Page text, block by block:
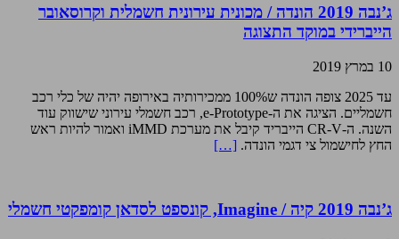
ג’נבה 2019 הונדה / מכונית עירונית חשמלית וקרוסאובר
הייברידי במוקד התצוגה
10 במרץ 2019
עד 2025 צופה הונדה ש100% ממכירותיה באירופה יהיה של כלי רכב
חשמליים. הציגה את ה-e-Prototype, רכב חשמלי עירוני שישווק עוד
השנה. ה-CR-V הייבריד קיבל את מערכת iMMD ואמור להיות ראש
החץ לחישמול צי דגמי הונדה. […]
ג’נבה 2019 קיה / Imagine, קונספט לסדאן קומפקטי חשמלי